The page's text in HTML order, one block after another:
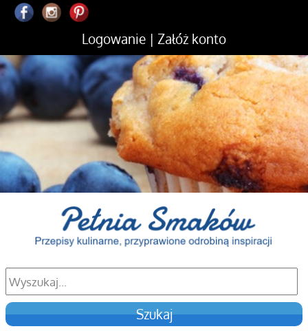
Logowanie | Załóż konto